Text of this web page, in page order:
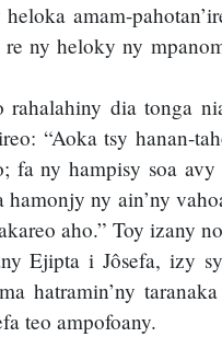
heloka amam-
ny heloky ny
rahalahiny dia tonga
“Aoka tsy hanan-
fa ny hampisy soa
ny ain’ny
aho.” Toy izany
Ejipta i Jôsefa, izy
hatramin’ny
teo ampofoany.